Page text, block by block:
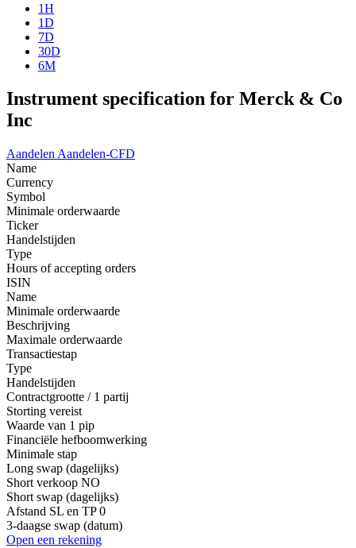
1H
1D
7D
30D
6M
Instrument specification for Merck & Co
Inc
Aandelen Aandelen-CFD
Name
Currency
Symbol
Minimale orderwaarde
Ticker
Handelstijden
Type
Hours of accepting orders
ISIN
Name
Minimale orderwaarde
Beschrijving
Maximale orderwaarde
Transactiestap
Type
Handelstijden
Contractgrootte / 1 partij
Storting vereist
Waarde van 1 pip
Financiële hefboomwerking
Minimale stap
Long swap (dagelijks)
Short verkoop NO
Short swap (dagelijks)
Afstand SL en TP 0
3-daagse swap (datum)
Open een rekening